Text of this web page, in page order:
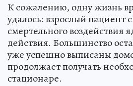
К сожалению, одну жизнь
удалось: взрослый пациент
смертельного воздействия
действия. Большинство
уже успешно выписаны
продолжает получать
стационаре.